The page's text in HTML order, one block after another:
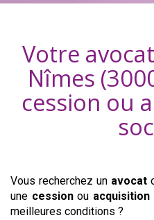
Votre
Nîmes
cession ou
Vous recherchez un avocat
une cession ou acquisition
meilleures conditions ?